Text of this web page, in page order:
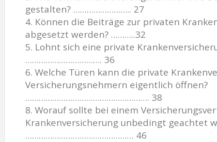
gestalten? …………………….. 27
4. Können die Beiträge zur privaten
abgesetzt werden? ………..32
5. Lohnt sich eine private
……………………………. 36
6. Welche Türen kann die private
Versicherungsnehmern eigentlich öffnen?
………………………………………………. 38
8. Worauf sollte bei einem
Krankenversicherung unbedingt geachtet
………………………………………… 46